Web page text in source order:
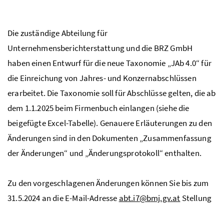
Die zuständige Abteilung für
Unternehmensberichterstattung und die BRZ GmbH
haben einen Entwurf für die neue Taxonomie „JAb 4.0“ für
die Einreichung von Jahres- und Konzernabschlüssen
erarbeitet. Die Taxonomie soll für Abschlüsse gelten, die ab
dem 1.1.2025 beim Firmenbuch einlangen (siehe die
beigefügte Excel-Tabelle). Genauere Erläuterungen zu den
Änderungen sind in den Dokumenten „Zusammenfassung
der Änderungen“ und „Änderungsprotokoll“ enthalten.
Zu den vorgeschlagenen Änderungen können Sie bis zum
31.5.2024 an die E-Mail-Adresse abt.i7@bmj.gv.at Stellung